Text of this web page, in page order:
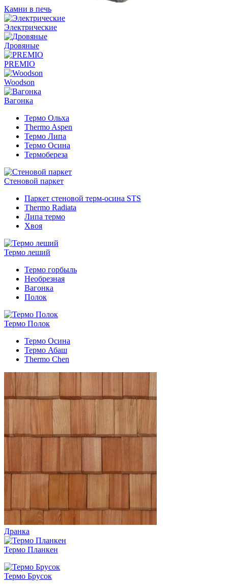
Камни в печь
Электрические
Дровяные
PREMIO
Woodson
Вагонка
Термо Ольха
Thermo Aspen
Термо Липа
Термо Осина
Термобереза
Стеновой паркет
Паркет стеновой терм-осина STS
Thermo Radiata
Липа термо
Хвоя
Термо леший
Термо горбыль
Необрезная
Вагонка
Полок
Термо Полок
Термо Осина
Термо Абаш
Thermo Chen
Дранка
Термо Планкен
Термо Брусок